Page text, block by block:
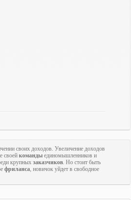
своих доходов. Увеличение доходов
своей команды единомышленников и
крупных заказчиков. Но стоит быть
фриланса, новичок уйдет в свободное